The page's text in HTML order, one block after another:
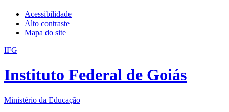
Acessibilidade
Alto contraste
Mapa do site
IFG
Instituto Federal de Goiás
Ministério da Educação